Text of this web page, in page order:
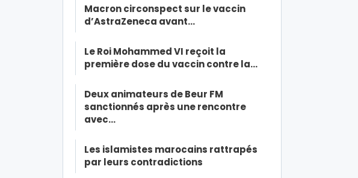
Macron circonspect sur le vaccin
d’AstraZeneca avant…
Le Roi Mohammed VI reçoit la
première dose du vaccin contre la…
Deux animateurs de Beur FM
sanctionnés après une rencontre
avec…
Les islamistes marocains rattrapés
par leurs contradictions